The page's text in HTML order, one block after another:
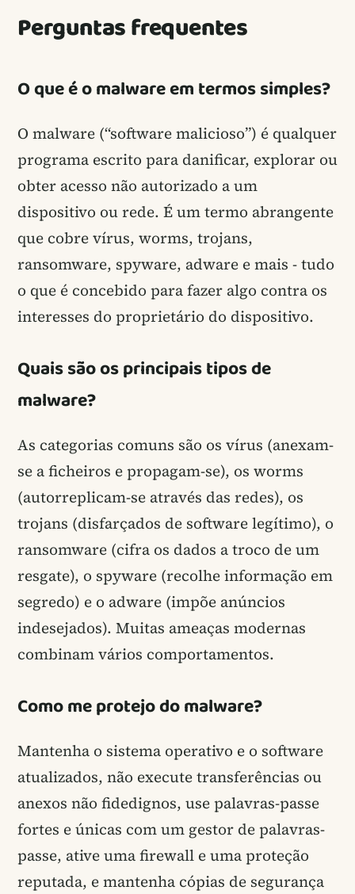
Perguntas frequentes
O que é o malware em termos simples?
O malware (“software malicioso”) é qualquer
programa escrito para danificar, explorar ou
obter acesso não autorizado a um
dispositivo ou rede. É um termo abrangente
que cobre vírus, worms, trojans,
ransomware, spyware, adware e mais - tudo
o que é concebido para fazer algo contra os
interesses do proprietário do dispositivo.
Quais são os principais tipos de
malware?
As categorias comuns são os vírus (anexam-
se a ficheiros e propagam-se), os worms
(autorreplicam-se através das redes), os
trojans (disfarçados de software legítimo), o
ransomware (cifra os dados a troco de um
resgate), o spyware (recolhe informação em
segredo) e o adware (impõe anúncios
indesejados). Muitas ameaças modernas
combinam vários comportamentos.
Como me protejo do malware?
Mantenha o sistema operativo e o software
atualizados, não execute transferências ou
anexos não fidedignos, use palavras-passe
fortes e únicas com um gestor de palavras-
passe, ative uma firewall e uma proteção
reputada, e mantenha cópias de segurança